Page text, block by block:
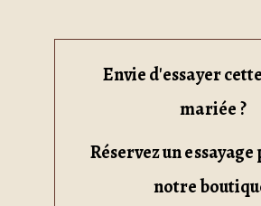
Envie d'essayer
mariée ?
Réservez un
notre